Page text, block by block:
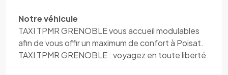
Notre véhicule
TAXI TPMR GRENOBLE vous accueil modulables
afin de vous offir un maximum de confort à Poisat.
TAXI TPMR GRENOBLE : voyagez en toute liberté